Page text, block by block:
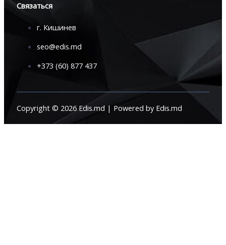
Связаться
г. Кишинев
seo@edis.md
+373 (60) 877 437
Copyright © 2026 Edis.md | Powered by Edis.md